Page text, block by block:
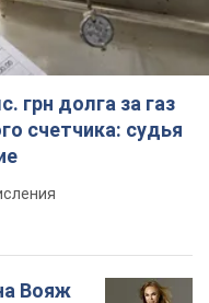
грн долга за газ
счетчика: судья
Вояж